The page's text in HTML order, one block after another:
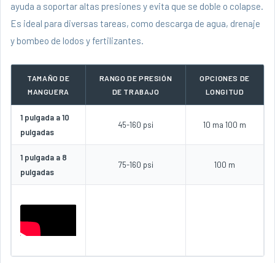
ayuda a soportar altas presiones y evita que se doble o colapse.
Es ideal para diversas tareas, como descarga de agua, drenaje
y bombeo de lodos y fertilizantes.
TAMAÑO DE
MANGUERA
RANGO DE PRESIÓN
DE TRABAJO
OPCIONES DE
LONGITUD
1 pulgada a 10
pulgadas
45-160 psi 10 ma 100 m
1 pulgada a 8
pulgadas
75-160 psi 100 m